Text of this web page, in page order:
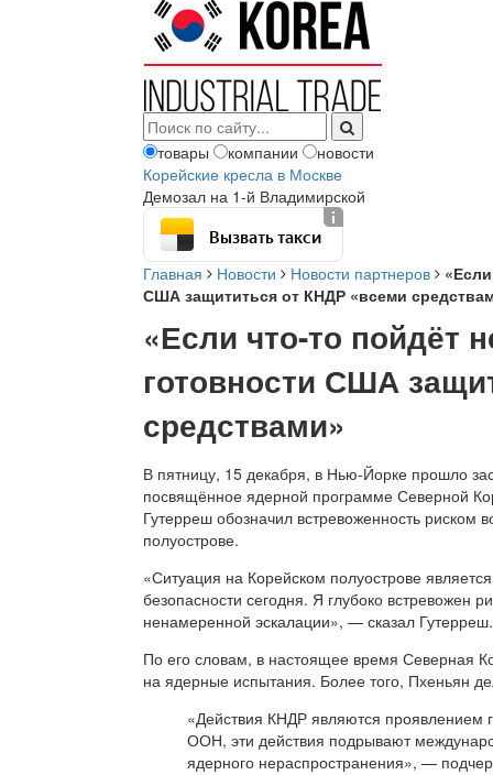
товары компании
новости
Корейские кресла в Москве
Демозал на 1-й Владимирской
Вызвать такси
Главная Новости Новости партнеров
США защититься от КНДР «всеми
«Если что-то пойдёт
готовности США
средствами»
В пятницу, 15 декабря, в Нью-Йорке прошло
посвящённое ядерной программе Северной
Гутерреш обозначил встревоженность риском
полуострове.
«Ситуация на Корейском полуострове
безопасности сегодня. Я глубоко встревожен
ненамеренной эскалации», — сказал Гутерреш.
По его словам, в настоящее время Северная
на ядерные испытания. Более того, Пхеньян
«Действия КНДР являются проявлением
ООН, эти действия подрывают
ядерного нераспространения», —